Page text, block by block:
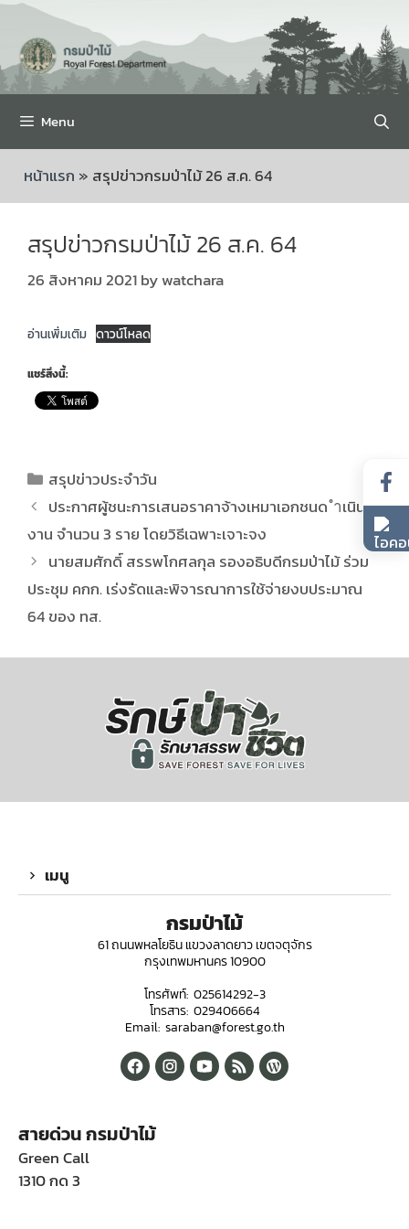
Menu
หน้าแรก » สรุปข่าวกรมป่าไม้ 26 ส.ค. 64
สรุปข่าวกรมป่าไม้ 26 ส.ค. 64
26 สิงหาคม 2021bywatchara
อ่านเพิ่มเติม ดาวน์โหลด
แชร์สิ่งนี้:
สรุปข่าวประจำวัน
ประกาศผู้ชนะการเสนอราคาจ้างเหมาเอกชนด ำเนิน
งาน จำนวน 3 ราย โดยวิธีเฉพาะเจาะจง
นายสมศักดิ์ สรรพโกศลกุล รองอธิบดีกรมป่าไม้ ร่วม
ประชุม คกก. เร่งรัดและพิจารณาการใช้จ่ายงบประมาณ
64 ของ ทส.
เมนู
กรมป่าไม้
61 ถนนพหลโยธิน แขวงลาดยาว เขตจตุจักร
กรุงเทพมหานคร 10900
โทรศัพท์: 025614292-3
โทรสาร: 029406664
Email: saraban@forest.go.th
สายด่วน กรมป่าไม้
Green Call
1310 กด 3